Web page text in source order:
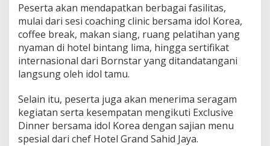
Peserta akan mendapatkan berbagai fasilitas,
mulai dari sesi coaching clinic bersama idol Korea,
coffee break, makan siang, ruang pelatihan yang
nyaman di hotel bintang lima, hingga sertifikat
internasional dari Bornstar yang ditandatangani
langsung oleh idol tamu.
Selain itu, peserta juga akan menerima seragam
kegiatan serta kesempatan mengikuti Exclusive
Dinner bersama idol Korea dengan sajian menu
spesial dari chef Hotel Grand Sahid Jaya.